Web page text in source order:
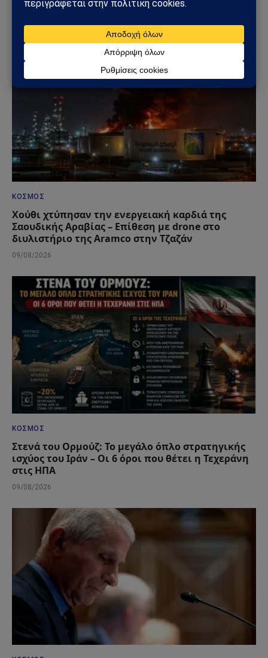
ΚΌΣΜΟΣ
Χούθι χτύπησαν την ενεργειακή καρδιά της
Σαουδικής Αραβίας – Επίθεση με drone στο
διυλιστήριο της Aramco στην Τζαζάν
09/08/2026
ΚΌΣΜΟΣ
Στενά του Ορμούζ: Το μεγάλο όπλο στρατηγικής
ισχύος του Ιράν – Οι 6 όροι που θέτει η Τεχεράνη
στις ΗΠΑ
09/08/2026